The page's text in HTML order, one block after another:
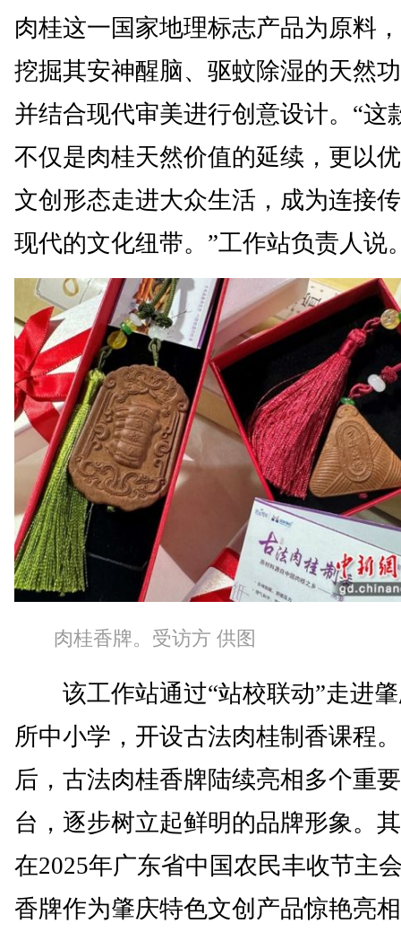
肉桂这一国家地理标志产品为原料
挖掘其安神醒脑、驱蚊除湿的天然
并结合现代审美进行创意设计。“这
不仅是肉桂天然价值的延续，更以
文创形态走进大众生活，成为连接
现代的文化纽带。”工作站负责人说
肉桂香牌。受访方 供图
该工作站通过“站校联动”走进肇
所中小学，开设古法肉桂制香课程
后，古法肉桂香牌陆续亮相多个重
台，逐步树立起鲜明的品牌形象。
在2025年广东省中国农民丰收节主
香牌作为肇庆特色文创产品惊艳亮